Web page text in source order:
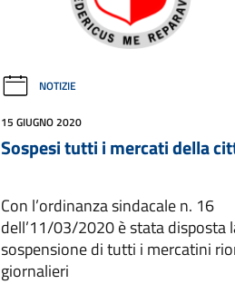
NOTIZIE
15 GIUGNO 2020
Sospesi tutti i mercati della
Con l’ordinanza sindacale n. 16
dell’11/03/2020 è stata disposta
sospensione di tutti i mercatini
giornalieri